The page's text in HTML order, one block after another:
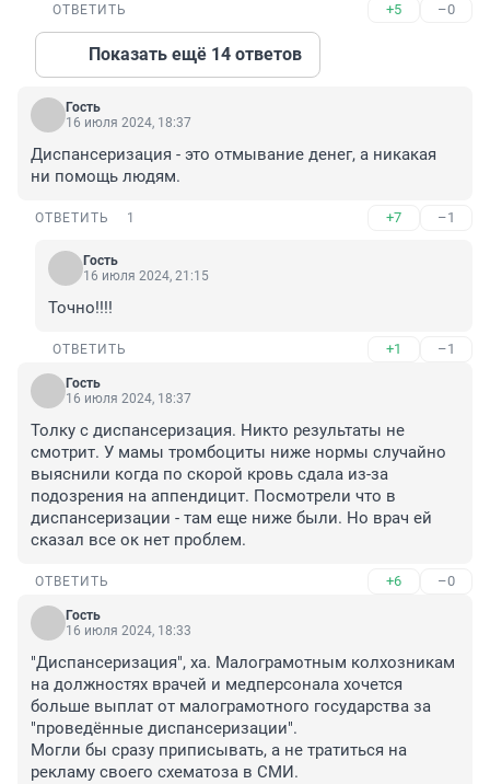
ОТВЕТИТЬ +5 –0
Показать ещё 14 ответов
Гость
16 июля 2024, 18:37
Диспансеризация - это отмывание денег, а никакая
ни помощь людям.
ОТВЕТИТЬ 1 +7 –1
Гость
16 июля 2024, 21:15
Точно!!!!
ОТВЕТИТЬ +1 –1
Гость
16 июля 2024, 18:37
Толку с диспансеризация. Никто результаты не
смотрит. У мамы тромбоциты ниже нормы случайно
выяснили когда по скорой кровь сдала из-за
подозрения на аппендицит. Посмотрели что в
диспансеризации - там еще ниже были. Но врач ей
сказал все ок нет проблем.
ОТВЕТИТЬ +6 –0
Гость
16 июля 2024, 18:33
"Диспансеризация", ха. Малограмотным колхозникам
на должностях врачей и медперсонала хочется
больше выплат от малограмотного государства за
"проведённые диспансеризации".
Могли бы сразу приписывать, а не тратиться на
рекламу своего схематоза в СМИ.